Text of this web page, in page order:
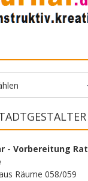
- Vorbereitung Rat
Räume 058/059